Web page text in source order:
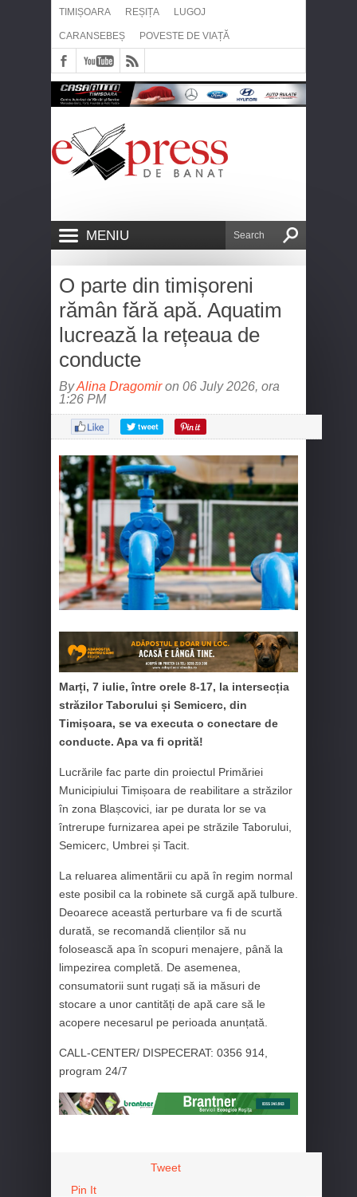
TIMIȘOARA REȘIȚA LUGOJ
CARANSEBEȘ POVESTE DE VIAȚĂ
MENIU
O parte din timișoreni
rămân fără apă. Aquatim
lucrează la rețeaua de
conducte
ByAlina Dragomiron 06 July 2026, ora
1:26 PM
Marți, 7 iulie, între orele 8-17, la intersecția
străzilor Taborului și Semicerc, din
Timișoara, se va executa o conectare de
conducte. Apa va fi oprită!
Lucrările fac parte din proiectul Primăriei
Municipiului Timișoara de reabilitare a străzilor
în zona Blașcovici, iar pe durata lor se va
întrerupe furnizarea apei pe străzile Taborului,
Semicerc, Umbrei și Tacit.
La reluarea alimentării cu apă în regim normal
este posibil ca la robinete să curgă apă tulbure.
Deoarece această perturbare va fi de scurtă
durată, se recomandă clienților să nu
folosească apa în scopuri menajere, până la
limpezirea completă. De asemenea,
consumatorii sunt rugați să ia măsuri de
stocare a unor cantități de apă care să le
acopere necesarul pe perioada anunțată.
CALL-CENTER/ DISPECERAT: 0356 914,
program 24/7
Tweet
Pin It